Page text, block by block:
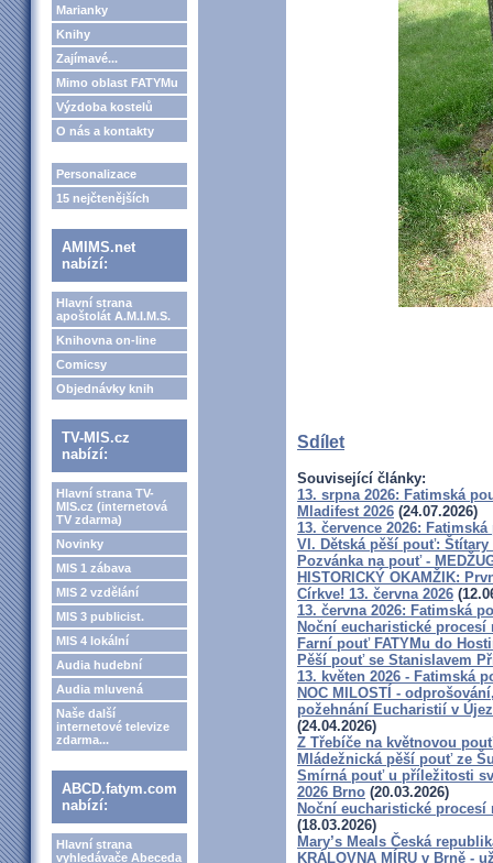
Marianky
Knihy
Zajímavé...
Mimo oblast FATYMu
Výzdoba kostelů
O nás a kontakty
Personalizace
15 nejčtenějších
AMIMS.net
nabízí:
Hlavní strana
apoštolát A.M.I.M.S.
Knihovna on-line
Comicsy
Objednávky knih
TV-MIS.cz
nabízí:
Hlavní strana TV-
MIS.cz (internetová
TV zdarma)
Novinky
MIS 1 zábava
MIS 2 vzdělání
MIS 3 publicist.
MIS 4 lokální
Audia hudební
Audia mluvená
Naše další
internetové televize
zdarma...
ABCD.fatym.com
nabízí:
Hlavní strana
vyhledávače Abeceda
Sdílet
Související články:
13. srpna 2026: Fatimská
Mladifest 2026 (24.07.2026)
13. července 2026:
VI. Dětská pěší pouť: Štítary
Pozvánka na pouť -
HISTORICKÝ OKAMŽIK:
Církve! 13. června 2026
13. června 2026: Fatimská
Noční eucharistické procesí
Farní pouť FATYMu do
Pěší pouť se Stanislavem
13. květen 2026 - Fatimská
NOC MILOSTÍ -
požehnání Eucharistií v
(24.04.2026)
Z Třebíče na květnovou
Mládežnická pěší pouť ze
Smírná pouť u příležitosti
2026 Brno (20.03.2026)
Noční eucharistické procesí
(18.03.2026)
Mary’s Meals Česká
KRÁLOVNA MÍRU v Brně -